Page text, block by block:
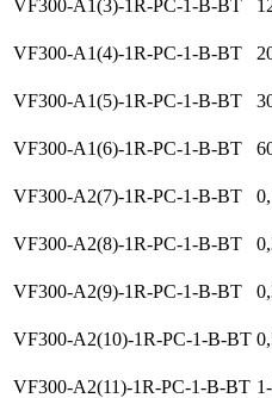
VF300-A1(3)-1R-PC-1-B-BT
VF300-A1(4)-1R-PC-1-B-BT
VF300-A1(5)-1R-PC-1-B-BT
VF300-A1(6)-1R-PC-1-B-BT
VF300-A2(7)-1R-PC-1-B-BT
VF300-A2(8)-1R-PC-1-B-BT
VF300-A2(9)-1R-PC-1-B-BT
VF300-A2(10)-1R-PC-1-B-BT
VF300-A2(11)-1R-PC-1-B-BT